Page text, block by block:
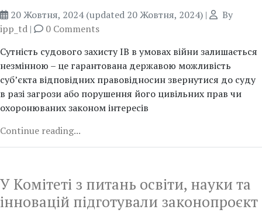
20 Жовтня, 2024 (updated 20 Жовтня, 2024) |
By
ipp_td |
0 Comments
Сутність судового захисту ІВ в умовах війни залишається
незмінною – це гарантована державою можливість
суб’єкта відповідних правовідносин звернутися до суду
в разі загрози або порушення його цивільних прав чи
охоронюваних законом інтересів
Continue reading...
У Комітеті з питань освіти, науки та
інновацій підготували законопроєкт